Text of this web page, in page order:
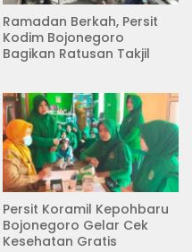
Ramadan Berkah, Persit
Kodim Bojonegoro
Bagikan Ratusan Takjil
Persit Koramil Kepohbaru
Bojonegoro Gelar Cek
Kesehatan Gratis